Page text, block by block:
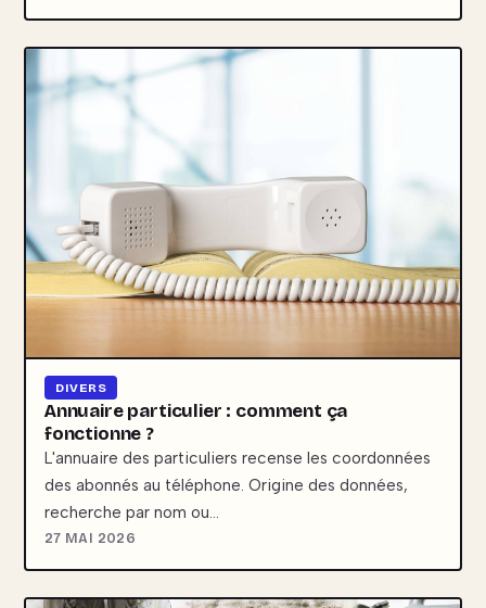
DIVERS
Annuaire particulier : comment ça
fonctionne ?
L'annuaire des particuliers recense les coordonnées
des abonnés au téléphone. Origine des données,
recherche par nom ou…
27 MAI 2026